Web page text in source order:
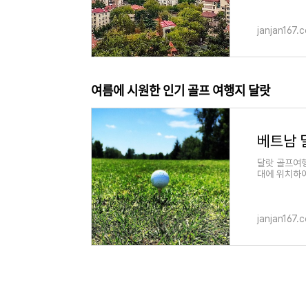
여름에 시원한 인기 골프 여행지 달랏
달랏 골프여
대에 위치하